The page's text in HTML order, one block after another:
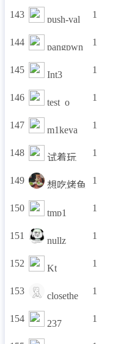
143 push-val 1
144 pangpwn 1
145 Int3 1
146 test_o 1
147 m1keya 1
148 试着玩 1
149 想吃烤鱼 1
150 tmp1 1
151 nullz 1
152 Kt 1
153 closethe 1
154 237 1